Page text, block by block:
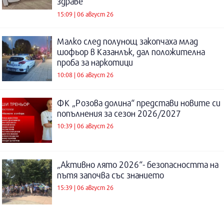
15:09 | 06 август 26
Малко след полунощ закопчаха млад
шофьор в Казанлък, дал положителна
проба за наркотици
10:08 | 06 август 26
ФК „Розова долина“ представи новите си
попълнения за сезон 2026/2027
10:39 | 06 август 26
„Активно лято 2026“- безопасността на
пътя започва със знанието
15:39 | 06 август 26